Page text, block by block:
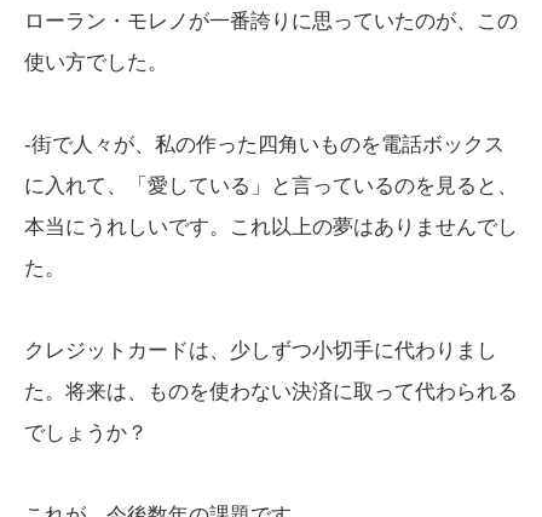
ローラン・モレノが一番誇りに思っていたのが、この
使い方でした。
-街で人々が、私の作った四角いものを電話ボックス
に入れて、「愛している」と言っているのを見ると、
本当にうれしいです。これ以上の夢はありませんでし
た。
クレジットカードは、少しずつ小切手に代わりまし
た。将来は、ものを使わない決済に取って代わられる
でしょうか？